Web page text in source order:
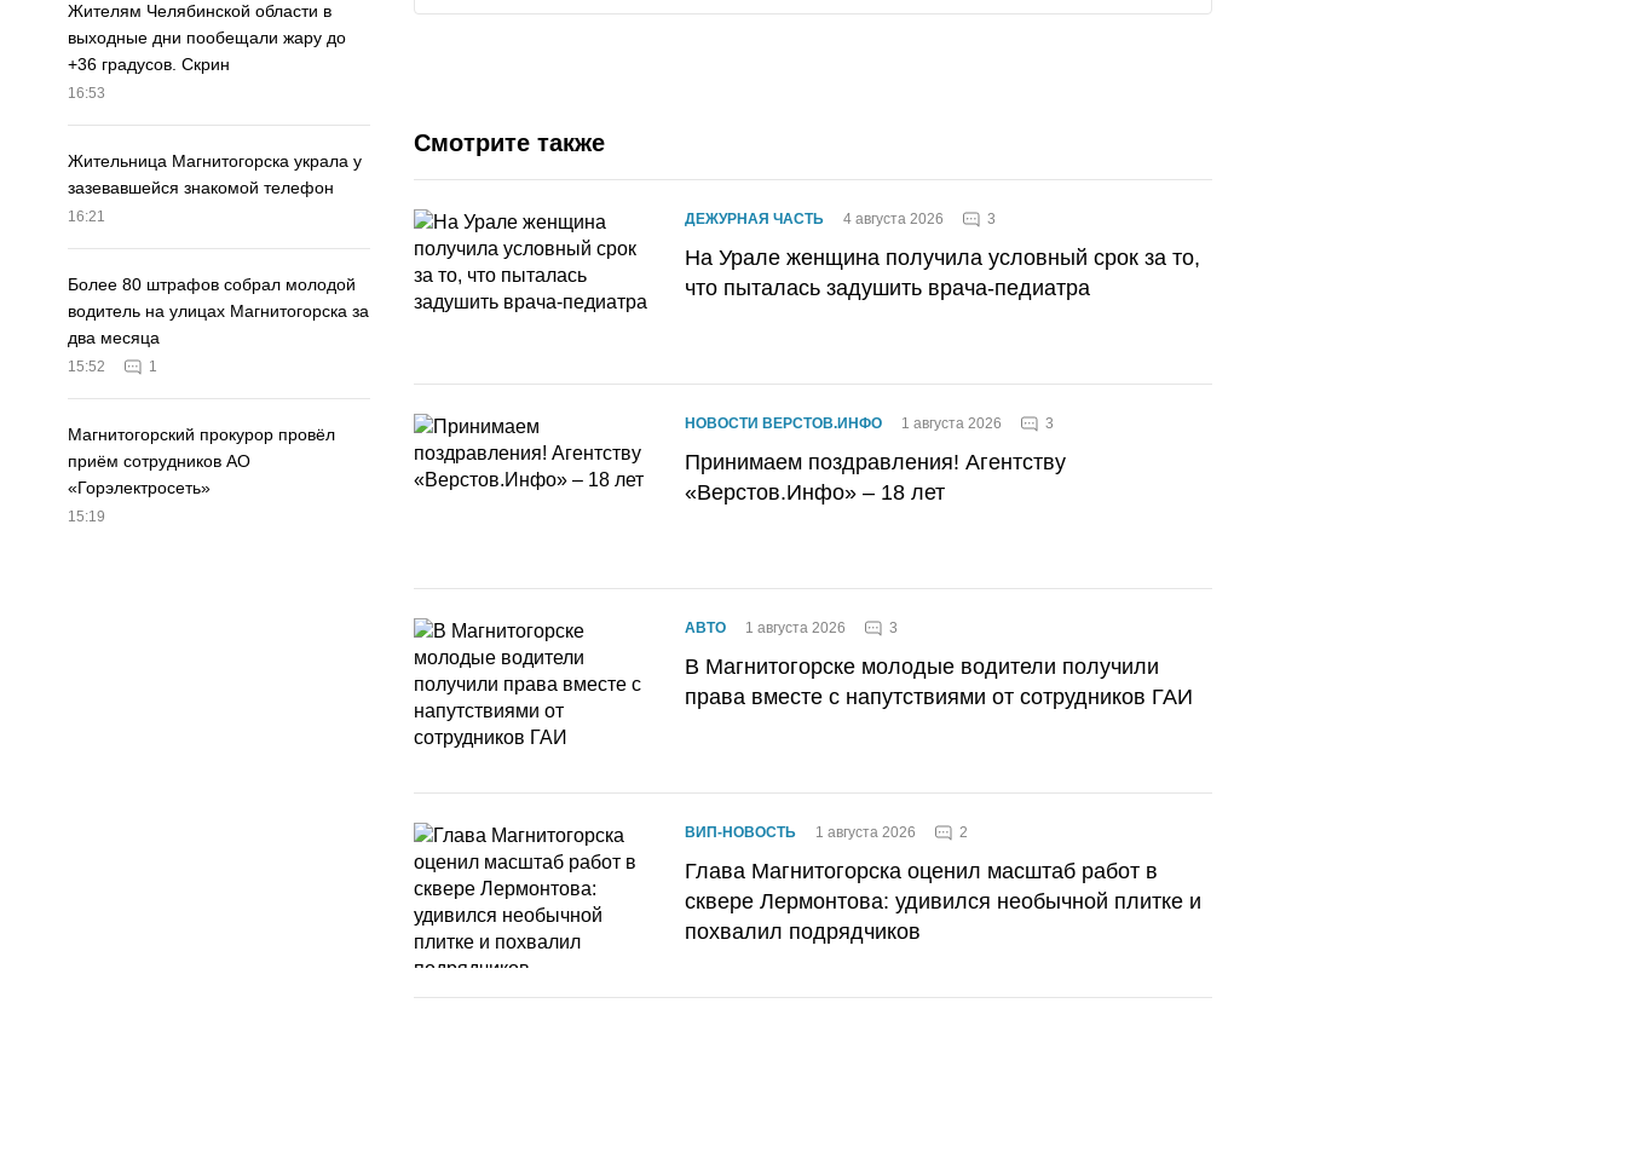
Жителям Челябинской области в
выходные дни пообещали жару до
+36 градусов. Скрин
16:53
Жительница Магнитогорска украла у
зазевавшейся знакомой телефон
16:21
Более 80 штрафов собрал молодой
водитель на улицах Магнитогорска за
два месяца
15:52 1
Магнитогорский прокурор провёл
приём сотрудников АО
«Горэлектросеть»
15:19
Смотрите также
ДЕЖУРНАЯ ЧАСТЬ 4 августа 2026 3
На Урале женщина получила условный срок за то,
что пыталась задушить врача-педиатра
НОВОСТИ ВЕРСТОВ.ИНФО 1 августа 2026 3
Принимаем поздравления! Агентству
«Верстов.Инфо» – 18 лет
АВТО 1 августа 2026 3
В Магнитогорске молодые водители получили
права вместе с напутствиями от сотрудников ГАИ
ВИП-НОВОСТЬ 1 августа 2026 2
Глава Магнитогорска оценил масштаб работ в
сквере Лермонтова: удивился необычной плитке и
похвалил подрядчиков